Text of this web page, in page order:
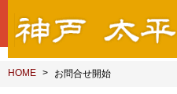
HOME お問合せ開始